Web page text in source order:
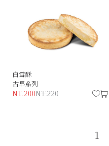
白雪酥
古早系列
NT.200NT.220
1
Cookies